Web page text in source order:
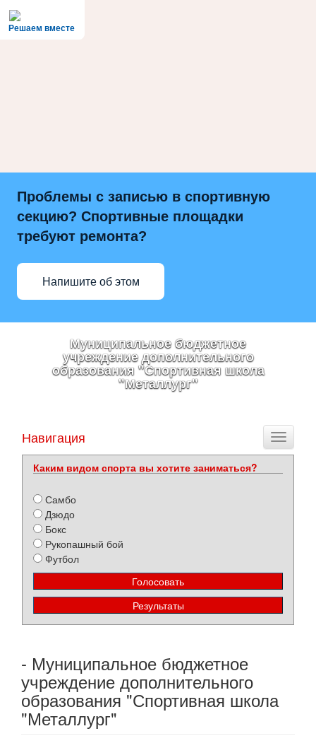
Решаем вместе
Проблемы с записью в спортивную
секцию? Спортивные площадки
требуют ремонта?
Напишите об этом
Муниципальное бюджетное
учреждение дополнительного
образования "Спортивная школа
"Металлург"
Toggle
Навигация
Каким видом спорта вы хотите заниматься?
Самбо
Дзюдо
Бокс
Рукопашный бой
Футбол
- Муниципальное бюджетное
учреждение дополнительного
образования "Спортивная школа
"Металлург"